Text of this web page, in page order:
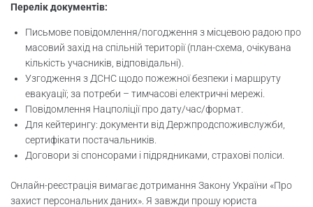
Перелік документів:
Письмове повідомлення/погодження з місцевою радою про
масовий захід на спільній території (план-схема, очікувана
кількість учасників, відповідальні).
Узгодження з ДСНС щодо пожежної безпеки і маршруту
евакуації; за потреби – тимчасові електричні мережі.
Повідомлення Нацполіції про дату/час/формат.
Для кейтерингу: документи від Держпродспоживслужби,
сертифікати постачальників.
Договори зі спонсорами і підрядниками, страхові поліси.
Онлайн-реєстрація вимагає дотримання Закону України «Про
захист персональних даних». Я завжди прошу юриста